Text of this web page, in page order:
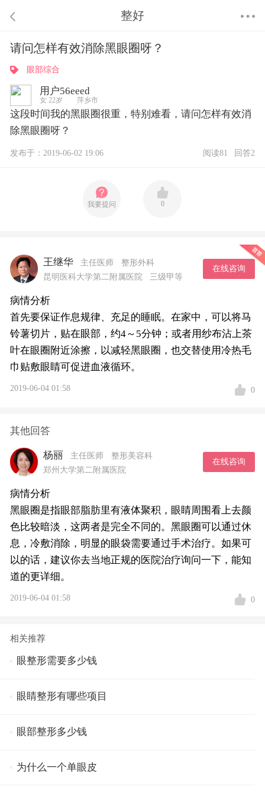
整好
请问怎样有效消除黑眼圈呀？
眼部综合
用户56eeed
女 22岁 萍乡市
这段时间我的黑眼圈很重，特别难看，请问怎样有效消
除黑眼圈呀？
发布于：2019-06-02 19:06 阅读81 回答2
我要提问 0
王继华 主任医师
整形外科
昆明医科大学第二附属医院
三级甲等
在线咨询
病情分析
首先要保证作息规律、充足的睡眠。在家中，可以将马
铃薯切片，贴在眼部，约4～5分钟；或者用纱布沾上茶
叶在眼圈附近涂擦，以减轻黑眼圈，也交替使用冷热毛
巾贴敷眼睛可促进血液循环。
2019-06-04 01:58 0
其他回答
杨丽 主任医师
整形美容科
郑州大学第二附属医院
在线咨询
病情分析
黑眼圈是指眼部脂肪里有液体聚积，眼睛周围看上去颜
色比较暗淡，这两者是完全不同的。黑眼圈可以通过休
息，冷敷消除，明显的眼袋需要通过手术治疗。如果可
以的话，建议你去当地正规的医院治疗询问一下，能知
道的更详细。
2019-06-04 01:58 0
相关推荐
眼整形需要多少钱
眼睛整形有哪些项目
眼部整形多少钱
为什么一个单眼皮